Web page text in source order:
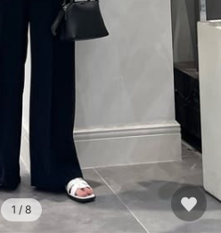
1 / 8